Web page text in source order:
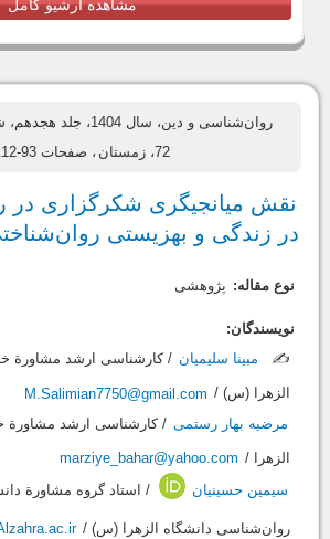
مشاهده آرشیو کامل
روان‌شناسی و دین، سال
72، زمستان
، صفحات 93-112
نقش میانجیگری شکرگزاری در
در زندگی و بهزیستی
نوع مقاله: پژوهشی
نویسندگان:
✍️
مبینا سلیمیان / کارشناسی ارشد مشاورة
الزهرا (س) / M.Salimian7750@gmail.com
مرضیه بهار رستمی / کارشناسی ارشد مشاورة
الزهرا / marziye_bahar@yahoo.com
سیمین حسینیان
/ استاد گروه مشاورة
روان‌شناسی دانشگاه الزهرا (س) /